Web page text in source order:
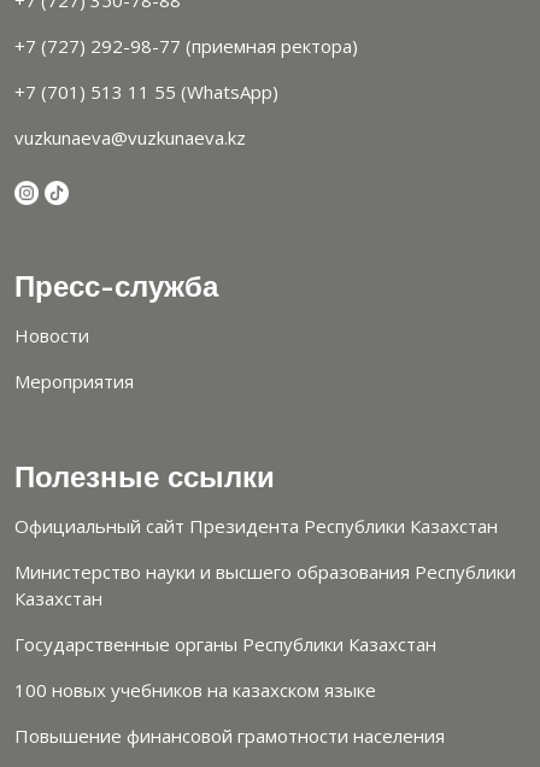
+7 (727) 292-98-77 (приемная ректора)
+7 (701) 513 11 55 (WhatsApp)
vuzkunaeva@vuzkunaeva.kz
Пресс-служба
Новости
Мероприятия
Полезные ссылки
Официальный сайт Президента Республики Казахстан
Министерство науки и высшего образования Республики
Казахстан
Государственные органы Республики Казахстан
100 новых учебников на казахском языке
Повышение финансовой грамотности населения